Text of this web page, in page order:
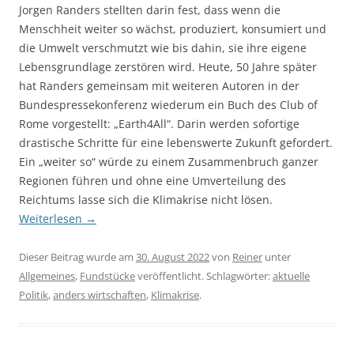
Jorgen Randers stellten darin fest, dass wenn die
Menschheit weiter so wächst, produziert, konsumiert und
die Umwelt verschmutzt wie bis dahin, sie ihre eigene
Lebensgrundlage zerstören wird. Heute, 50 Jahre später
hat Randers gemeinsam mit weiteren Autoren in der
Bundespressekonferenz wiederum ein Buch des Club of
Rome vorgestellt: „Earth4All“. Darin werden sofortige
drastische Schritte für eine lebenswerte Zukunft gefordert.
Ein „weiter so“ würde zu einem Zusammenbruch ganzer
Regionen führen und ohne eine Umverteilung des
Reichtums lasse sich die Klimakrise nicht lösen.
Weiterlesen →
Dieser Beitrag wurde am 30. August 2022von Reiner unter
Allgemeines, Fundstückeveröffentlicht. Schlagwörter:aktuelle
Politik,anders wirtschaften, Klimakrise.